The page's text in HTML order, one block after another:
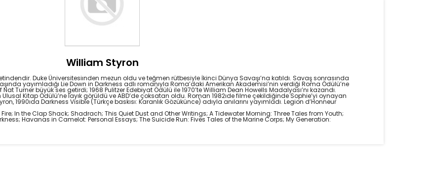
William Styron
Duke Üniversitesiınden mezun oldu ve teğmen rütbesiyle İkinci Dünya Savaşı’na katıldı. Savaş sonrasında
yayımladığı Lie Down in Darkness adlı romanıyla Roma’daki Amerikan Akademisi’nin verdiği Roma Ödülü’ne
Turner büyük ses getirdi; 1968 Pulitzer Edebiyat Ödülü ile 1970’te William Dean Howells Madalyası’nı kazandı.
Kitap Ödülü’ne layık görüldü ve ABD’de çoksatan oldu. Roman 1982ıde filme çekildiğinde Sophie’yi oynayan
1990ıda Darkness Visible (Türkçe baskısı: Karanlık Gözükünce) adıyla anılarını yayımladı. Legion d’Honneur
In the Clap Shack; Shadrach; This Quiet Dust and Other Writings; A Tidewater Morning: Three Tales from Youth;
Havanas in Camelot: Personal Essays; The Suicide Run: Fives Tales of the Marine Corps; My Generation: